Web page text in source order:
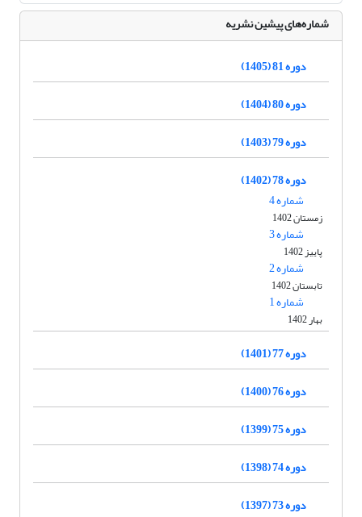
شماره‌های پیشین نشریه
دوره 81 (1405)
دوره 80 (1404)
دوره 79 (1403)
دوره 78 (1402)
شماره 4
زمستان 1402
شماره 3
پاییز 1402
شماره 2
تابستان 1402
شماره 1
بهار 1402
دوره 77 (1401)
دوره 76 (1400)
دوره 75 (1399)
دوره 74 (1398)
دوره 73 (1397)